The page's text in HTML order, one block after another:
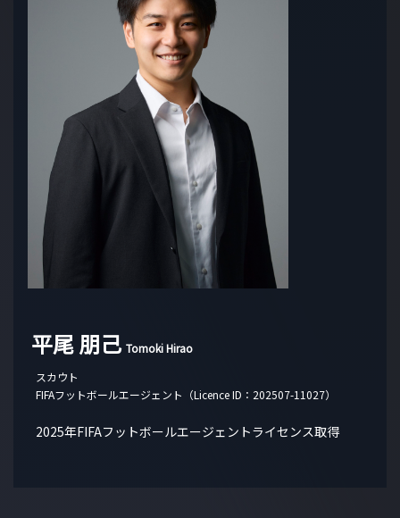
平尾 朋己 Tomoki Hirao
スカウト
FIFAフットボールエージェント（Licence ID：202507-11027）
2025年FIFAフットボールエージェントライセンス取得